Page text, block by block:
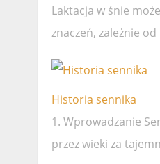
Laktacja w śnie
znaczeń, zależnie
Historia sennika
1. Wprowadzanie
przez wieki za